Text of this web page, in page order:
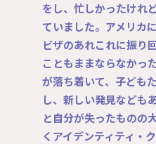
をし、忙しかったけれ
ていました。アメリカ
ビザのあれこれに振り
こともままならなかっ
が落ち着いて、子ども
し、新しい発見なども
と自分が失ったものの
くアイデンティティ・